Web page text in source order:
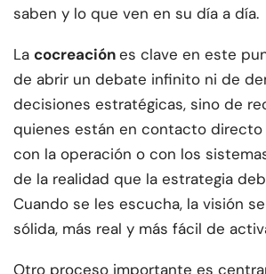
saben y lo que ven en su día a día.
La cocreaciónes clave en este
de abrir un debate infinito ni de
decisiones estratégicas, sino de
quienes están en contacto
con la operación o con los
de la realidad que la estrategia
Cuando se les escucha, la visión
sólida, más real y más fácil de
Otro proceso importante es